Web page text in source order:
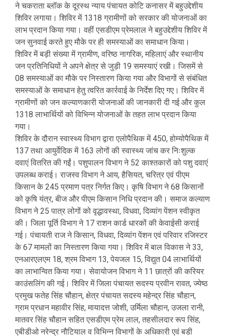
ने चकराता ब्लॉक के दूरस्थ न्याय पंचायत कोटि कनासर में बहुउद्देशीय
शिविर लगाया। शिविर में 1318 ग्रामीणों को सरकार की योजनाओं का
लाभ प्रदान किया गया। वहीं एसडीएम प्रेमलाल ने बहुउद्देशीय शिविर में
जन सुनवाई करते हुए मौके पर ही समस्याओं का समाधान किया।
शिविर में बड़ी संख्या में ग्रामीण, वरिष्ठ नागरिक, महिलाएं और स्थानीय
जन प्रतिनिधियों ने अपने क्षेत्र से जुड़ी 19 समस्याएं रखी। जिसमें से
08 समस्याओं का मौके पर निस्तारण किया गया और विभागों से संबंधित
समस्याओं के समाधान हेतु त्वरित कार्रवाई के निर्देश दिए गए। शिविर में
ग्रामीणों को जन कल्याणकारी योजनाओं की जानकारी दी गई और कुल
1318 लाभार्थियों को विभिन्न योजनाओं के तहत लाभ प्रदान किया
गया।
शिविर के दौरान स्वास्थ्य विभाग द्वारा एलोपैथिक में 450, होम्योपैथिक में
137 तथा आयुर्वेदिक में 163 लोगों की स्वास्थ्य जांच कर निःशुल्क
दवाएं वितरित की गईं। पशुपालन विभाग ने 52 काश्तकारों को पशु दवाएं
उपलब्ध कराई। राजस्व विभाग ने आय, हैसियत, चरित्र एवं पीएम
किसान के 245 प्रमाण पत्र निर्गत किए। कृषि विभाग ने 68 किसानों
को कृषि यंत्र, बीज और पीएम किसान निधि प्रदान की। समाज कल्याण
विभाग ने 25 पात्र लोगों को वृद्धावस्था, विधवा, दिव्यांग पेंशन स्वीकृत
की। जिला पूर्ति विभाग ने 17 राशन कार्ड धारकों की केवाईसी कराई
गई। पंचायती राज ने किसान, विधवा, दिव्यांग पेंशन एवं परिवार रजिस्टर
के 67 मामलों का निस्तारण किया गया। शिविर में बाल विकास ने 33,
एनआरएलएम 18, श्रम विभाग 13, पेयजल 15, विद्युत 04 लाभार्थियों
का लाभान्वित किया गया। सेवायोजन विभाग ने 11 छात्रों की करियर
काउंसलिंग की गई। शिविर में जिला पंचायत सदस्य प्रवीन रावत, ज्येष्ठ
प्रमुख फतेह सिंह चौहान, क्षेत्र पंचायत सदस्य महेन्द्र सिंह चौहान,
ग्राम प्रधान महावीर सिंह, मायादत्त जोशी, उर्मिला चौहान, उजला रानी,
मातवर सिंह चौहान सहित एसडीएम प्रेम लाल, तहसीलदार रूप सिंह,
एबीडीओ नरेन्द्र नौटियाल व विभिन्न विभागों के अधिकारी एवं बडी